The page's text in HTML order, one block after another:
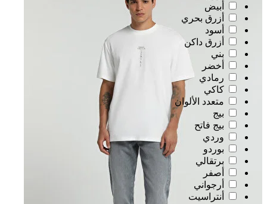
أبيض
أزرق بحري
أسود
أزرق داكن
بني
أخضر
رمادي
كاكي
متعدد الألوان
بيج
بيج فاتح
وردي
بوردو
برتقالي
أصفر
أرجواني
أنتراسيت